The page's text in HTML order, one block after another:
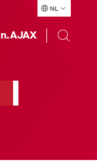
NL